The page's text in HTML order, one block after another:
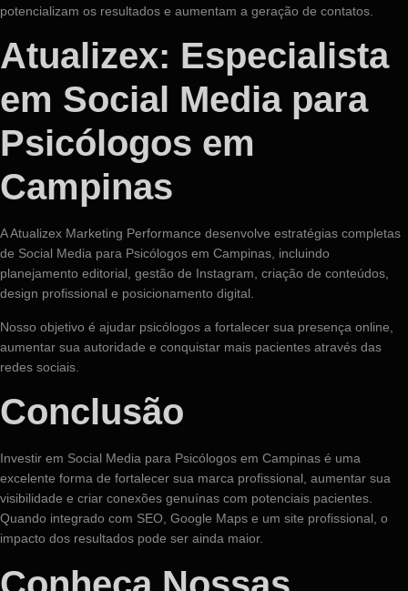
potencializam os resultados e aumentam a geração de contatos.
Atualizex: Especialista
em Social Media para
Psicólogos em
Campinas
A Atualizex Marketing Performance desenvolve estratégias completas
de Social Media para Psicólogos em Campinas, incluindo
planejamento editorial, gestão de Instagram, criação de conteúdos,
design profissional e posicionamento digital.
Nosso objetivo é ajudar psicólogos a fortalecer sua presença online,
aumentar sua autoridade e conquistar mais pacientes através das
redes sociais.
Conclusão
Investir em Social Media para Psicólogos em Campinas é uma
excelente forma de fortalecer sua marca profissional, aumentar sua
visibilidade e criar conexões genuínas com potenciais pacientes.
Quando integrado com SEO, Google Maps e um site profissional, o
impacto dos resultados pode ser ainda maior.